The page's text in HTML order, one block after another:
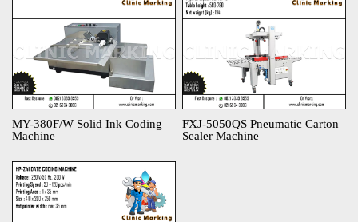
MY-380F/W Solid Ink Coding
Machine​
FXJ-5050QS Pneumatic Carton
Sealer Machine​